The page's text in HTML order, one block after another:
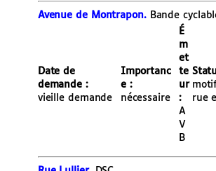
Avenue de Montrapon.Bande
Date de
demande :
vieille demande
Importanc
e :
nécessaire
É
m
et
te
ur
:
A
V
B
rue